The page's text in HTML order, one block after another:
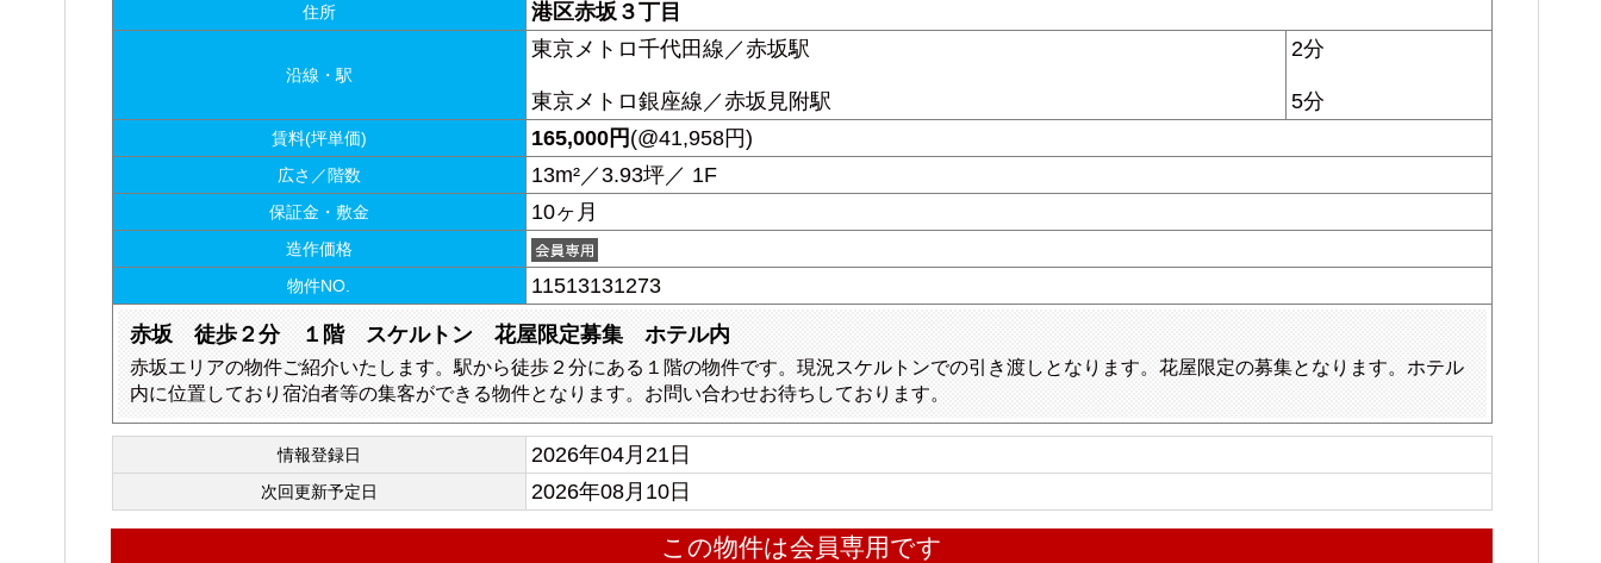
住所 港区赤坂３丁目
沿線・駅
東京メトロ千代田線／赤坂駅
東京メトロ銀座線／赤坂見附駅
2分
5分
賃料(坪単価) 165,000円 (@41,958円)
広さ／階数 13m²／3.93坪／ 1F
保証金・敷金 10ヶ月
造作価格
物件NO.
11513131273
赤坂 徒歩２分 １階 スケルトン 花屋限定募集 ホテル内
赤坂エリアの物件ご紹介いたします。駅から徒歩２分にある１階の物件です。現況スケルトンでの引き渡しとなります。花屋限定の募集となります。ホテル
内に位置しており宿泊者等の集客ができる物件となります。お問い合わせお待ちしております。
情報登録日 2026年04月21日
次回更新予定日 2026年08月10日
この物件は会員専用です